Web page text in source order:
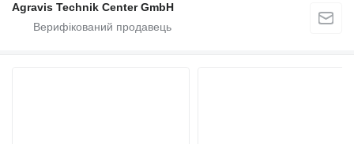
Agravis Technik Center GmbH